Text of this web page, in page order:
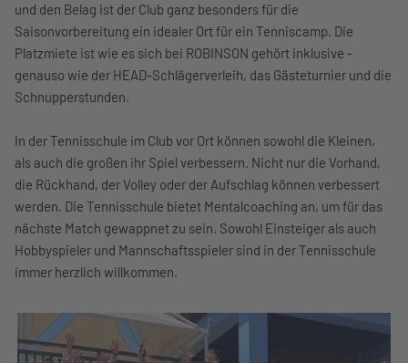
und den Belag ist der Club ganz besonders für die
Saisonvorbereitung ein idealer Ort für ein Tenniscamp. Die
Platzmiete ist wie es sich bei ROBINSON gehört inklusive -
genauso wie der HEAD-Schlägerverleih, das Gästeturnier und die
Schnupperstunden.
In der Tennisschule im Club vor Ort können sowohl die Kleinen,
als auch die großen ihr Spiel verbessern. Nicht nur die Vorhand,
die Rückhand, der Volley oder der Aufschlag können verbessert
werden. Die Tennisschule bietet Mentalcoaching an, um für das
nächste Match gewappnet zu sein. Sowohl Einsteiger als auch
Hobbyspieler und Mannschaftsspieler sind in der Tennisschule
immer herzlich willkommen.